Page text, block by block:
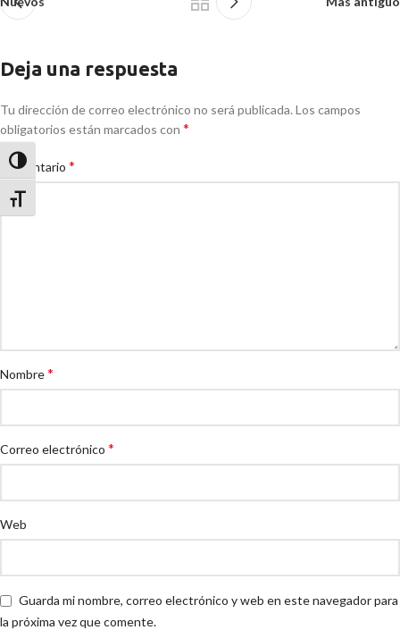
Alternar alto contraste
Alternar tamaño de letra
Deja una respuesta
Tu dirección de correo electrónico no será publicada. Los campos
obligatorios están marcados con *
Comentario *
Nombre*
Correo electrónico *
Web
Guarda mi nombre, correo electrónico y web en este navegador para
la próxima vez que comente.